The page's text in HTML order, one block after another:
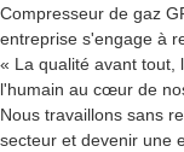
Compresseur de gaz
entreprise s'engage à
« La qualité avant tout,
l'humain au cœur de
Nous travaillons sans
secteur et devenir une